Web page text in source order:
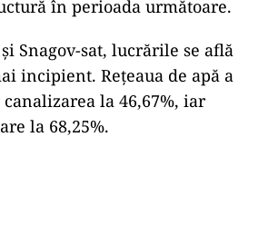
în perioada următoare.
Snagov-sat, lucrările se află
incipient. Rețeaua de apă a
canalizarea la 46,67%, iar
la 68,25%.